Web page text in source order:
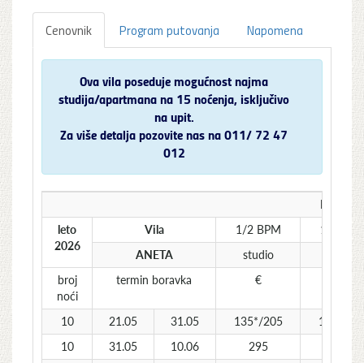
Cenovnik Program putovanja Napomena
Ova vila poseduje mogućnost najma
studija/apartmana na 15 noćenja, isključivo
na upit.
Za više detalja pozovite nas na 011/ 72 47
012
Najam
leto
2026
Vila 1/2 BPM
1/3
ANETA
studio
broj
noći
termin boravka €
10 21.05 31.05 135*/205
125*/
10
31.05 10.06 295